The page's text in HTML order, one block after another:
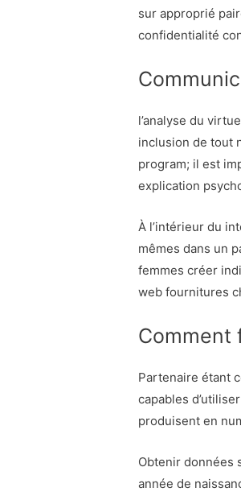
sur approprié
confidentialité
l’analyse du
inclusion de tout
program; il est
explication
À l’intérieur du
mêmes dans un
femmes créer
web fournitures
Comment
Partenaire étant
capables
produisent en
Obtenir données
année de